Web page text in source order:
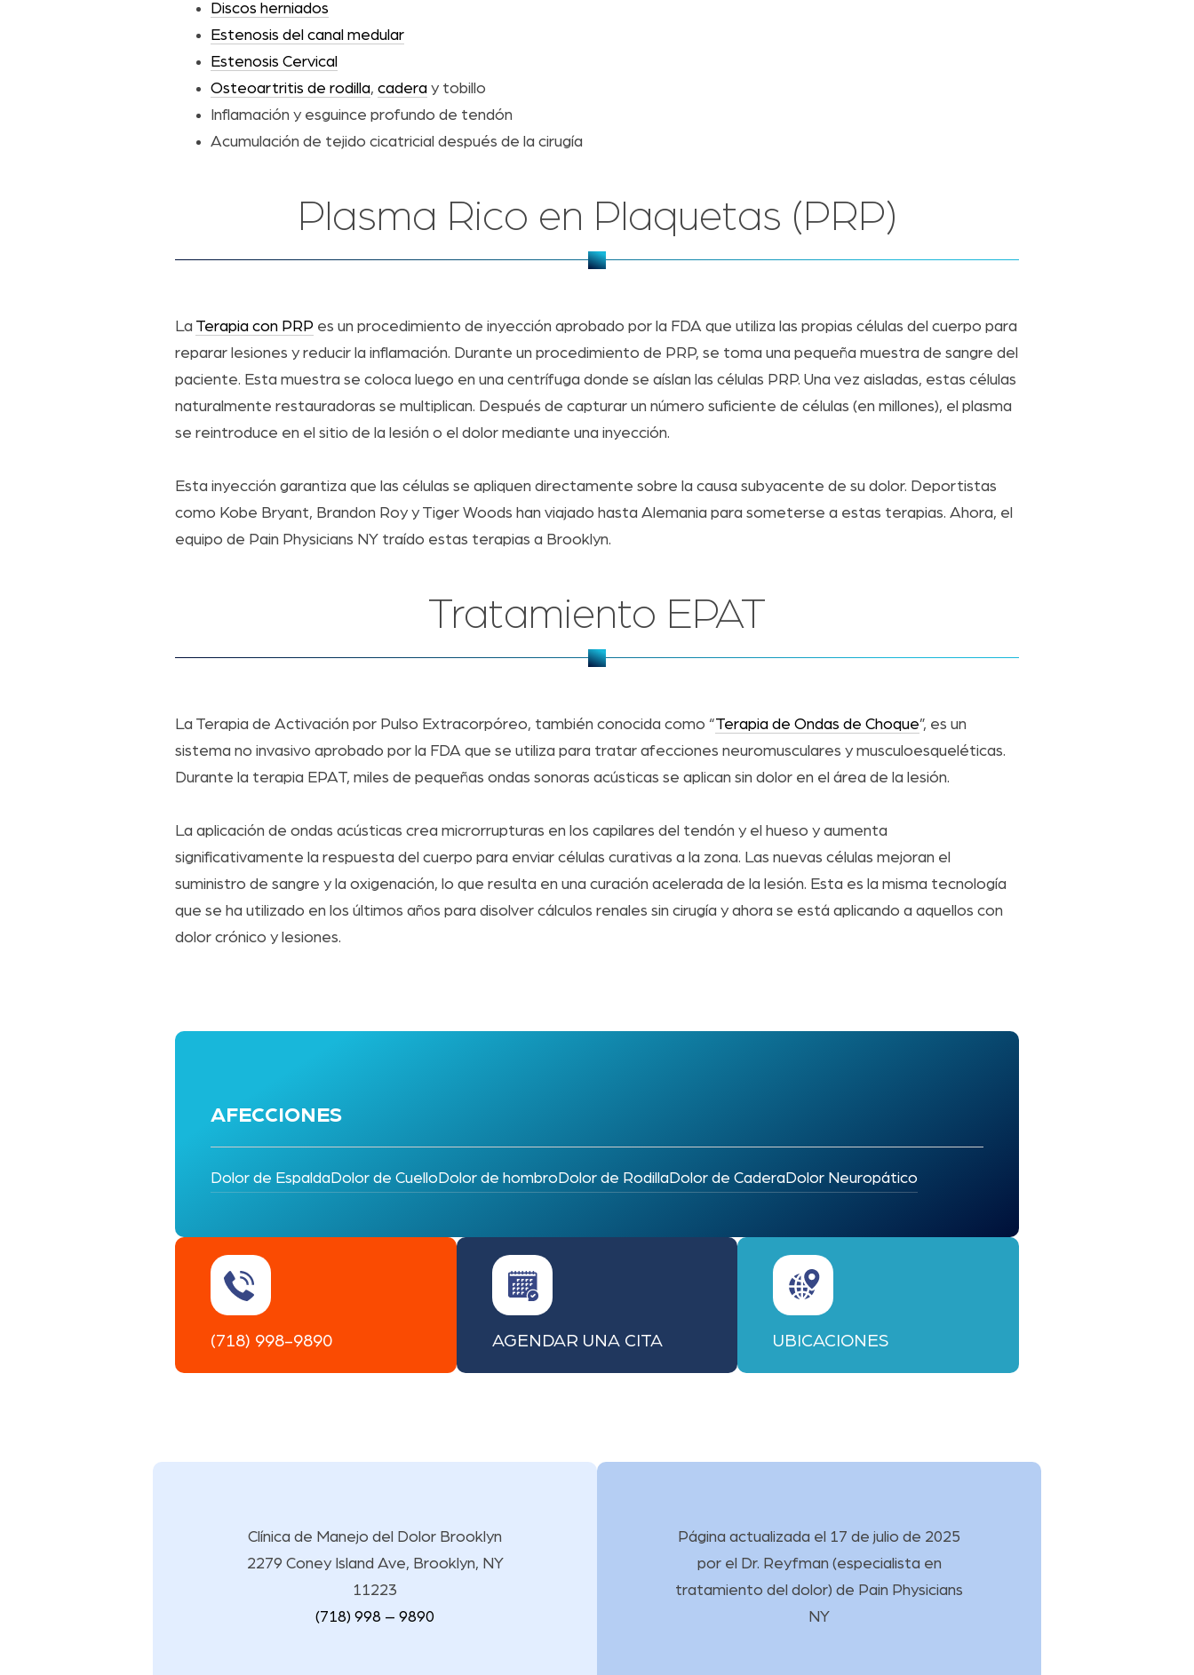
Discos herniados
Estenosis del canal medular
Estenosis Cervical
Osteoartritis de rodilla, cadera y tobillo
Inflamación y esguince profundo de tendón
Acumulación de tejido cicatricial después de la cirugía
Plasma Rico en Plaquetas (PRP)
La Terapia con PRP es un procedimiento de inyección aprobado por la FDA que utiliza las propias células del cuerpo para
reparar lesiones y reducir la inflamación. Durante un procedimiento de PRP, se toma una pequeña muestra de sangre del
paciente. Esta muestra se coloca luego en una centrífuga donde se aíslan las células PRP. Una vez aisladas, estas células
naturalmente restauradoras se multiplican. Después de capturar un número suficiente de células (en millones), el plasma
se reintroduce en el sitio de la lesión o el dolor mediante una inyección.
Esta inyección garantiza que las células se apliquen directamente sobre la causa subyacente de su dolor. Deportistas
como Kobe Bryant, Brandon Roy y Tiger Woods han viajado hasta Alemania para someterse a estas terapias. Ahora, el
equipo de Pain Physicians NY traído estas terapias a Brooklyn.
Tratamiento EPAT
La Terapia de Activación por Pulso Extracorpóreo, también conocida como “Terapia de Ondas de Choque”, es un
sistema no invasivo aprobado por la FDA que se utiliza para tratar afecciones neuromusculares y musculoesqueléticas.
Durante la terapia EPAT, miles de pequeñas ondas sonoras acústicas se aplican sin dolor en el área de la lesión.
La aplicación de ondas acústicas crea microrrupturas en los capilares del tendón y el hueso y aumenta
significativamente la respuesta del cuerpo para enviar células curativas a la zona. Las nuevas células mejoran el
suministro de sangre y la oxigenación, lo que resulta en una curación acelerada de la lesión. Esta es la misma tecnología
que se ha utilizado en los últimos años para disolver cálculos renales sin cirugía y ahora se está aplicando a aquellos con
dolor crónico y lesiones.
AFECCIONES
Dolor de EspaldaDolor de Cuello Dolor de hombro Dolor de RodillaDolor de CaderaDolor Neuropático
(718) 998-9890 AGENDAR UNA CITA UBICACIONES
Clínica de Manejo del Dolor Brooklyn
2279 Coney Island Ave, Brooklyn, NY
11223
(718) 998 – 9890
Página actualizada el 17 de julio de 2025
por el Dr. Reyfman (especialista en
tratamiento del dolor) de Pain Physicians
NY